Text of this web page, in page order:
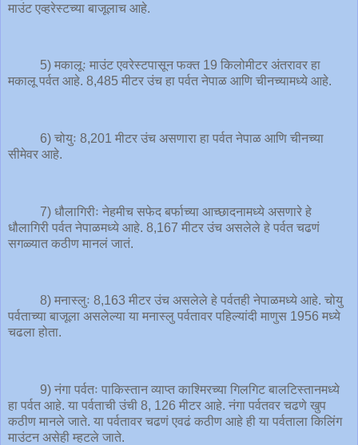
माउंट एव्हरेस्टच्या बाजूलाच आहे.
5) मकालूः माउंट एवरेस्टपासून फक्त 19 किलोमीटर अंतरावर हा
मकालू पर्वत आहे. 8,485 मीटर उंच हा पर्वत नेपाळ आणि चीनच्यामध्ये आहे.
6) चोयुः 8,201 मीटर उंच असणारा हा पर्वत नेपाळ आणि चीनच्या
सीमेवर आहे.
7) धौलागिरीः नेहमीच सफेद बर्फाच्या आच्छादनामध्ये असणारे हे
धौलागिरी पर्वत नेपाळमध्ये आहे. 8,167 मीटर उंच असलेले हे पर्वत चढणं
सगळ्यात कठीण मानलं जातं.
8) मनास्लुः 8,163 मीटर उंच असलेले हे पर्वतही नेपाळमध्ये आहे. चोयु
पर्वताच्या बाजूला असलेल्या या मनास्लु पर्वतावर पहिल्यांदी माणुस 1956 मध्ये
चढला होता.
9) नंगा पर्वतः पाकिस्तान व्याप्त काश्मिरच्या गिलगिट बालटिस्तानमध्ये
हा पर्वत आहे. या पर्वताची उंची 8, 126 मीटर आहे. नंगा पर्वतवर चढणे खुप
कठीण मानले जाते. या पर्वतावर चढणं एवढं कठीण आहे ही या पर्वताला किलिंग
माउंटन असेही म्हटले जाते.